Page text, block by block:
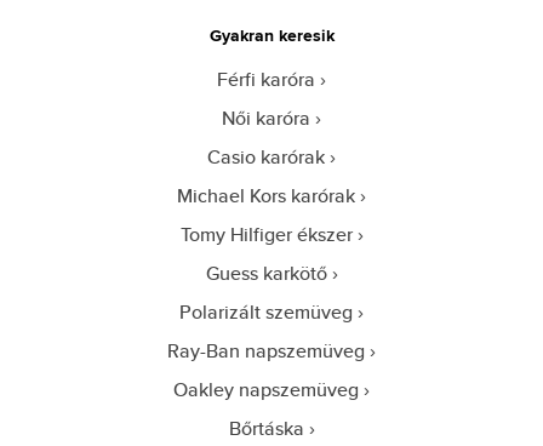
Gyakran keresik
Férfi karóra
Női karóra
Casio karórak
Michael Kors karórak
Tomy Hilfiger ékszer
Guess karkötő
Polarizált szemüveg
Ray-Ban napszemüveg
Oakley napszemüveg
Bőrtáska